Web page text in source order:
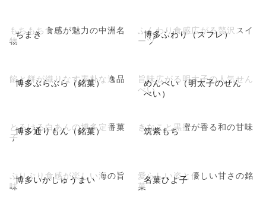
ちまき
もちもち食感が魅力の中洲名
物
博多ふわり（スフレ）
ふんわり食感広がる贅沢スイ
ーツ
博多ぶらぶら（銘菓）
餡と餅が織りなす素朴な逸品
めんべい（明太子のせん
べい）
旨味広がる明太子の人気せん
べい
博多通りもん（銘菓）
とろける白あんの博多定番菓
子
筑紫もち
きなこと黒蜜が香る和の甘味
博多いかしゅうまい
ぷりぷり食感が楽しい海の旨
味
名菓ひよ子
愛らしい姿と優しい甘さの銘
菓